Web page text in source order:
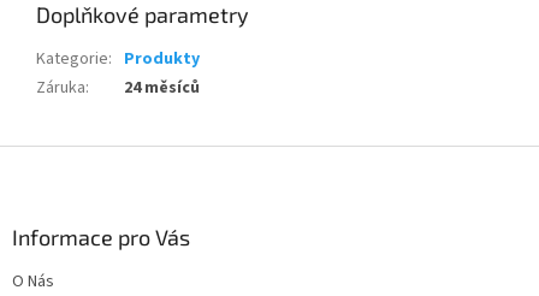
Doplňkové parametry
Kategorie: Produkty
Záruka: 24 měsíců
Informace pro Vás
O Nás